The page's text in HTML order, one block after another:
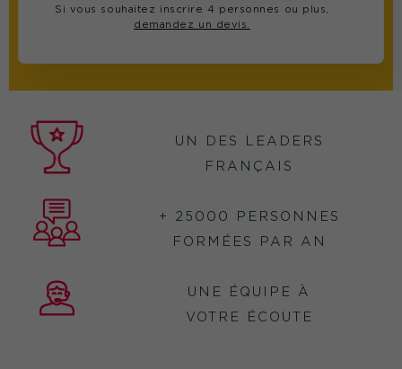
Si vous souhaitez inscrire 4 personnes ou plus,
demandez un devis.
UN DES LEADERS
FRANÇAIS
+ 25000 PERSONNES
FORMÉES PAR AN
UNE ÉQUIPE À
VOTRE ÉCOUTE